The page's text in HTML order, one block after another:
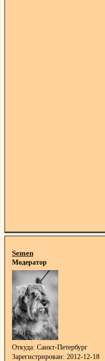
Semen
Модератор
Откуда: Санкт-Петербург
Зарегистрирован: 2012-12-18